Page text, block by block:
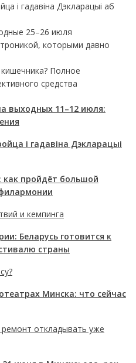
і гадавіна Дэкларацыі аб
25–26 июля
которыми давно
Полное
средства
выходных 11–12 июля:
і гадавіна Дэкларацыі
как пройдёт большой
и кемпинга
Беларусь готовится к
страны
Минска: что сейчас
откладывать уже